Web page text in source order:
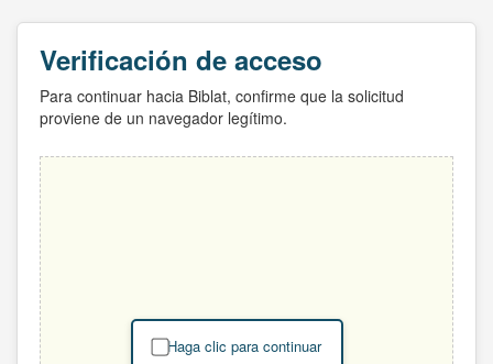
Verificación de acceso
Para continuar hacia Biblat, confirme que la solicitud
proviene de un navegador legítimo.
Haga clic para continuar